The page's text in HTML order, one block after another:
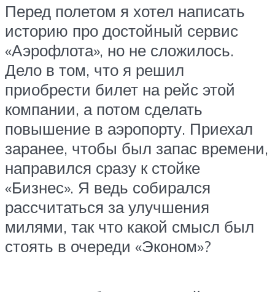
Перед полетом я хотел написать
историю про достойный сервис
«Аэрофлота», но не сложилось.
Дело в том, что я решил
приобрести билет на рейс этой
компании, а потом сделать
повышение в аэропорту. Приехал
заранее, чтобы был запас времени,
направился сразу к стойке
«Бизнес». Я ведь собирался
рассчитаться за улучшения
милями, так что какой смысл был
стоять в очереди «Эконом»?